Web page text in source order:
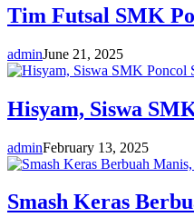
Tim Futsal SMK
adminJune 21, 2025
Hisyam, Siswa
adminFebruary 13, 2025
Smash Keras